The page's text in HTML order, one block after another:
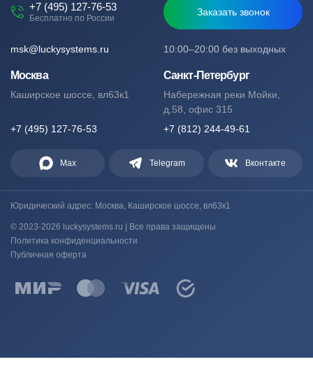
+7 (495) 127-76-53
Бесплатно по России
Заказать звонок
10:00–20:00 без выходных
msk@luckysystems.ru
Москва
Каширское шоссе, вл63к1
+7 (495) 127-76-53
Санкт-Петербург
Набережная реки Мойки,
д.58, офис 315
+7 (812) 244-49-61
Max Telegram Вконтакте
Юридический адрес: Москва, Каширское шоссе, вл63к1
© 2023-2026 luckysystems.ru | Все права защищены
Политика конфиденциальности
Публичная оферта